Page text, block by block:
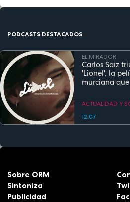
PODCASTS DESTACADOS
EL MIRADOR
Carlos Saiz
'Lionel', la
murciana
estreno
ACTUALIDAD Y
12:07
Sobre ORM
Sintoniza
Publicidad